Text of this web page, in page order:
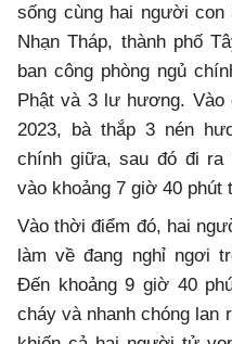
sống cùng hai người
Nhạn Tháp, thành phố
ban công phòng ngủ
Phật và 3 lư hương. Vào
2023, bà thắp 3 nén
chính giữa, sau đó đi ra
vào khoảng 7 giờ 40 phút
Vào thời điểm đó, hai
làm về đang nghỉ ngơi
Đến khoảng 9 giờ 40
cháy và nhanh chóng lan